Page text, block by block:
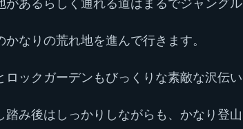
なりの荒れ地を進んで行きます。
ックガーデンもびっくりな素敵な沢伝い
み後はしっかりしながらも、かなり登山